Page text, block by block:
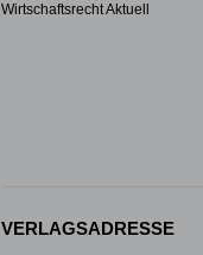
Wirtschaftsrecht Aktuell
VERLAGSADRESSE